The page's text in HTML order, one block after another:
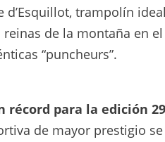
d’Esquillot, trampolín
reinas de la montaña en
“puncheurs”.
récord para la edición 29
de mayor prestigio